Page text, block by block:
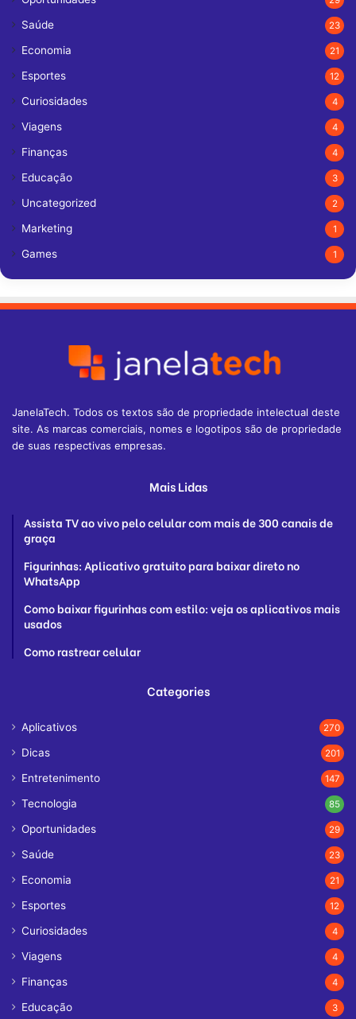
Saúde 23
Economia 21
Esportes 12
Curiosidades 4
Viagens 4
Finanças 4
Educação 3
Uncategorized 2
Marketing 1
Games 1
JanelaTech. Todos os textos são de propriedade intelectual deste
site. As marcas comerciais, nomes e logotipos são de propriedade
de suas respectivas empresas.
Mais Lidas
Assista TV ao vivo pelo celular com mais de 300 canais de
graça
Figurinhas: Aplicativo gratuito para baixar direto no
WhatsApp
Como baixar figurinhas com estilo: veja os aplicativos mais
usados
Como rastrear celular
Categories
Aplicativos 270
Dicas 201
Entretenimento 147
Tecnologia 85
Oportunidades 29
Saúde 23
Economia 21
Esportes 12
Curiosidades 4
Viagens 4
Finanças 4
Educação 3